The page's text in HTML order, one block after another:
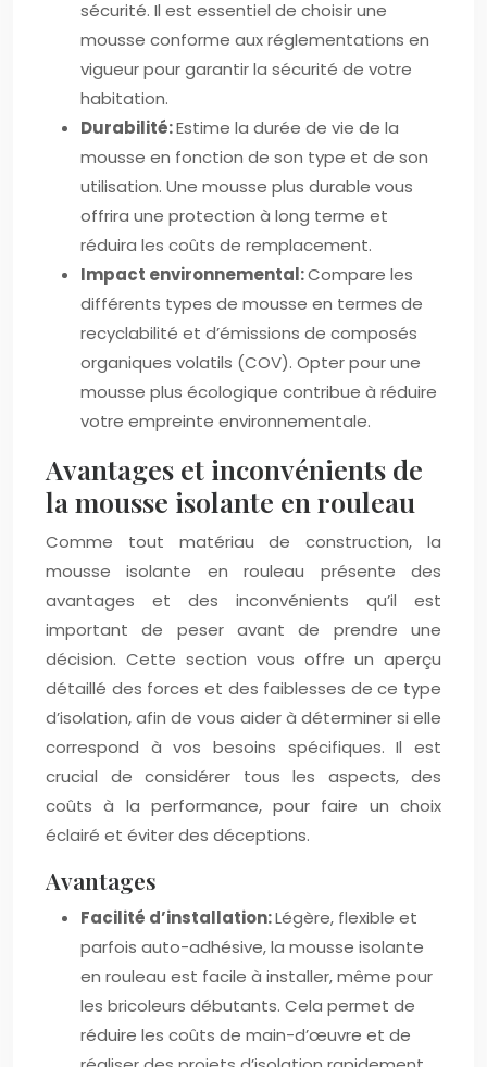
sécurité. Il est essentiel de choisir une
mousse conforme aux réglementations en
vigueur pour garantir la sécurité de votre
habitation.
Durabilité:Estime la durée de vie de la
mousse en fonction de son type et de son
utilisation. Une mousse plus durable vous
offrira une protection à long terme et
réduira les coûts de remplacement.
Impact environnemental:Compare les
différents types de mousse en termes de
recyclabilité et d’émissions de composés
organiques volatils (COV). Opter pour une
mousse plus écologique contribue à réduire
votre empreinte environnementale.
Avantages et inconvénients de
la mousse isolante en rouleau
Comme tout matériau de construction, la
mousse isolante en rouleau présente des
avantages et des inconvénients qu’il est
important de peser avant de prendre une
décision. Cette section vous offre un aperçu
détaillé des forces et des faiblesses de ce type
d’isolation, afin de vous aider à déterminer si elle
correspond à vos besoins spécifiques. Il est
crucial de considérer tous les aspects, des
coûts à la performance, pour faire un choix
éclairé et éviter des déceptions.
Avantages
Facilité d’installation:Légère, flexible et
parfois auto-adhésive, la mousse isolante
en rouleau est facile à installer, même pour
les bricoleurs débutants. Cela permet de
réduire les coûts de main-d’œuvre et de